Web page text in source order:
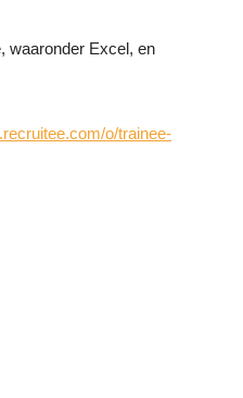
waaronder Excel, en
o/trainee-